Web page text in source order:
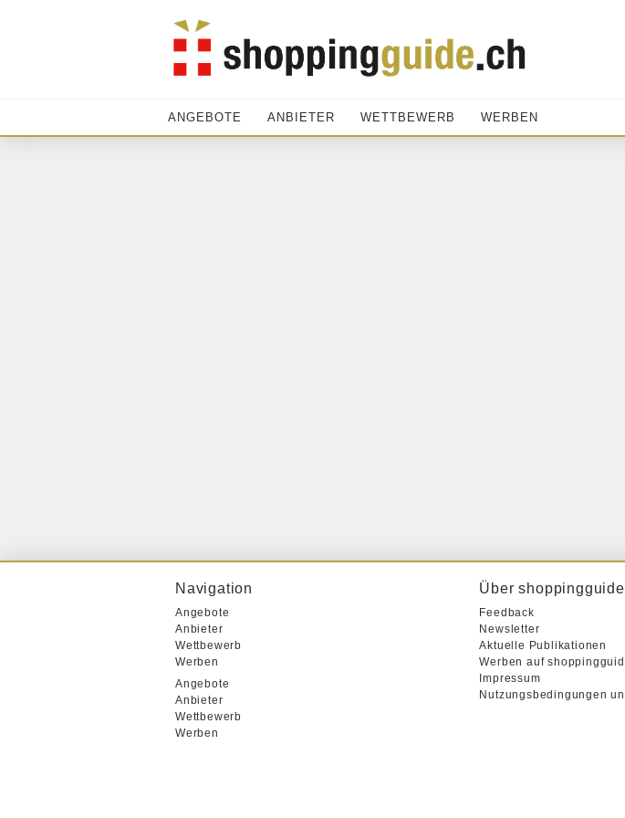
ANGEBOTE ANBIETER WETTBEWERB WERBEN
Navigation
Angebote
Anbieter
Wettbewerb
Werben
Angebote
Anbieter
Wettbewerb
Werben
Über
Feedback
Newsletter
Aktuelle Publikationen
Werben auf
Impressum
Nutzungsbedingungen